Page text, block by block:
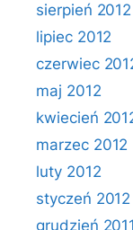
sierpień 2012
lipiec 2012
czerwiec
maj 2012
kwiecień
marzec 2012
luty 2012
styczeń 2012
grudzień 2011